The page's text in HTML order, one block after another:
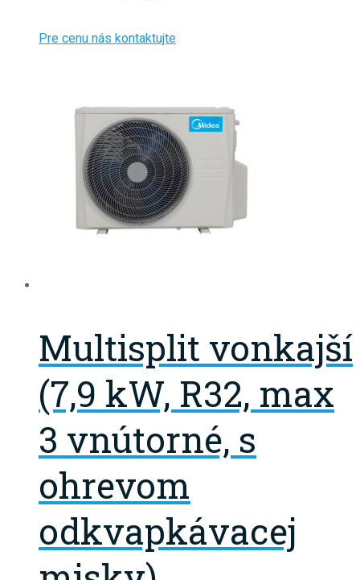
Pre cenu nás kontaktujte
Multisplit vonkajší
(7,9 kW, R32, max
3 vnútorné, s
ohrevom
odkvapkávacej